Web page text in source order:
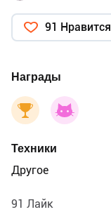
91 Нравится
Награды
Техники
Другое
91 Лайк